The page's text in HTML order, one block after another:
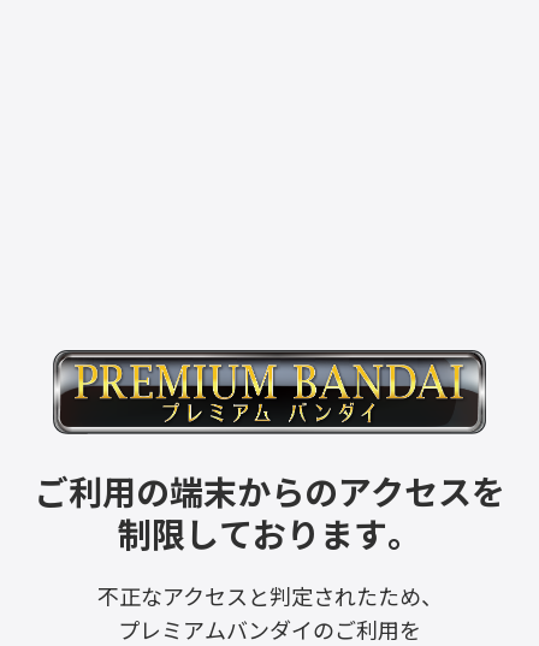
ご利用の端末からのアクセスを
制限しております。
不正なアクセスと判定されたため、
プレミアムバンダイのご利用を